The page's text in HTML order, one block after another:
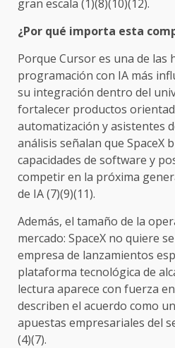
gran escala (1)(8)(10)(12).
¿Por qué importa esta
Porque Cursor es una de las
programación con IA más
su integración dentro del
fortalecer productos
automatización y asistentes
análisis señalan que SpaceX
capacidades de software y
competir en la próxima
de IA (7)(9)(11).
Además, el tamaño de la
mercado: SpaceX no quiere
empresa de lanzamientos
plataforma tecnológica de
lectura aparece con fuerza
describen el acuerdo como
apuestas empresariales del
(4)(7).